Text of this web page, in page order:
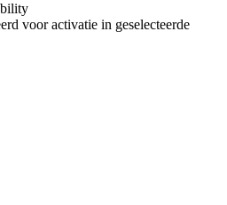
voor activatie in geselecteerde